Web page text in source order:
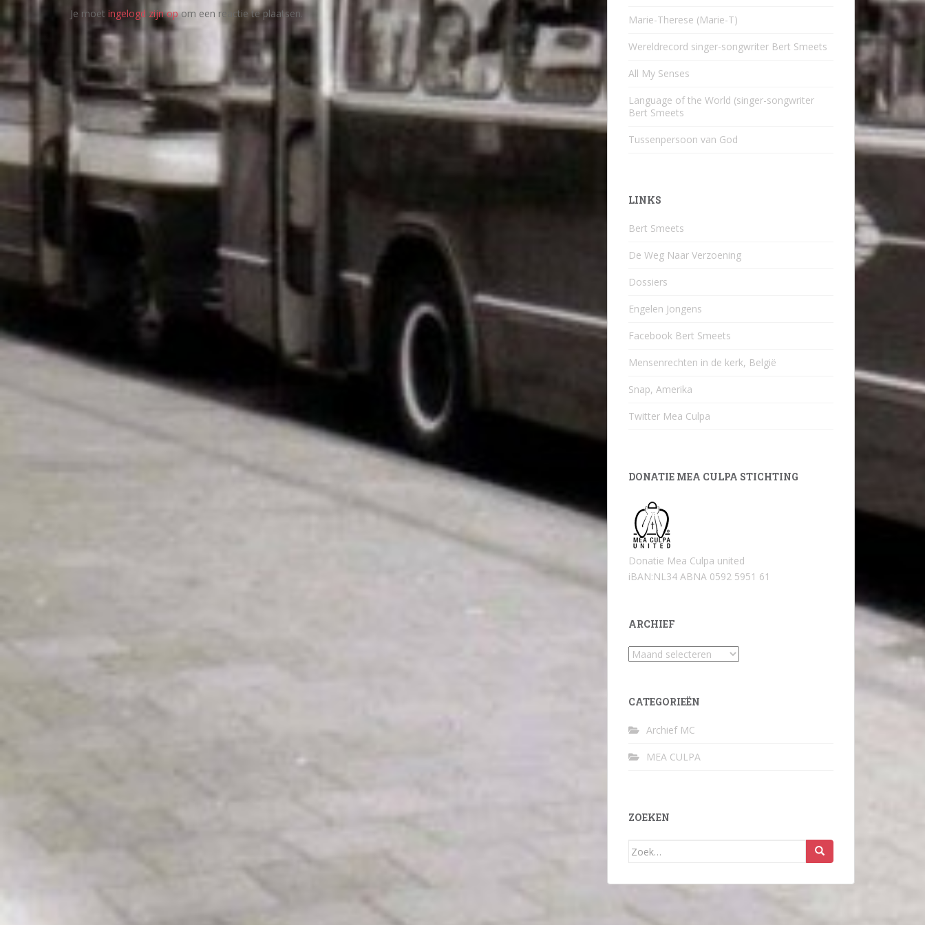
Je moet ingelogd zijn opom een reactie te plaatsen. Marie-Therese (Marie-T)
Wereldrecord singer-songwriter Bert Smeets
All My Senses
Language of the World (singer-songwriter
Bert Smeets
Tussenpersoon van God
LINKS
Bert Smeets
De Weg Naar Verzoening
Dossiers
Engelen Jongens
Facebook Bert Smeets
Mensenrechten in de kerk, België
Snap, Amerika
Twitter Mea Culpa
DONATIE MEA CULPA STICHTING
Donatie Mea Culpa united
iBAN:NL34 ABNA 0592 5951 61
ARCHIEF
Archief
CATEGORIEËN
Archief MC
MEA CULPA
ZOEKEN
Zoek